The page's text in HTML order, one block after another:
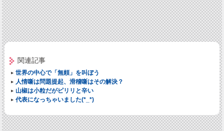
関連記事
世界の中心で「無頼」を叫ぼう
人情噺は問題提起、滑稽噺はその解決？
山椒は小粒だがピリリと辛い
代表になっちゃいました(*_*)